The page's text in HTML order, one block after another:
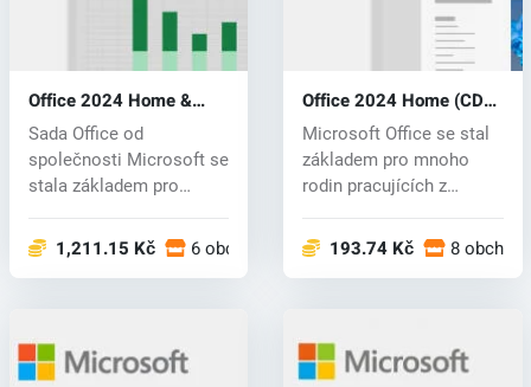
Office 2024 Home &
Business (CD key)
Sada Office od
společnosti Microsoft se
stala základem pro
1,211.15 Kč 6 obchodech
Office 2024 Home (CD
key)
Microsoft Office se stal
základem pro mnoho
rodin pracujících z
193.74 Kč 8